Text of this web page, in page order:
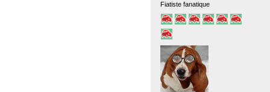
Fiatiste fanatique